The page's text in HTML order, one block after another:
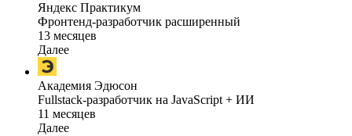
Яндекс Практикум
Фронтенд-разработчик расширенный
13 месяцев
Далее
Академия Эдюсон
Fullstack-разработчик на JavaScript + ИИ
11 месяцев
Далее